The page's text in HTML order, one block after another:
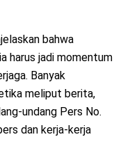
bahwa
harus jadi momentum
Banyak
meliput berita,
undang Pers No.
dan kerja-kerja